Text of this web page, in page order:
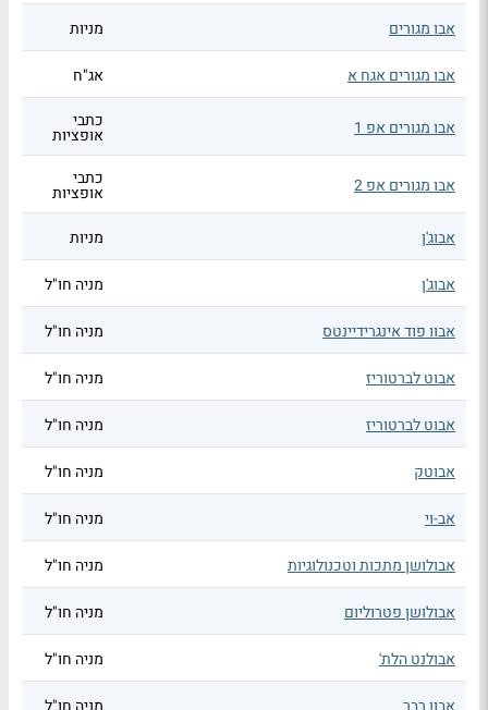
אבו מגורים מניות
אבו מגורים אגח א אג"ח
אבו מגורים אפ 1 כתבי
אופציות
אבו מגורים אפ 2 כתבי
אופציות
אבוג'ן
מניות
אבוג'ן מניה חו"ל
אבוו פוד אינגרידיינטס מניה חו"ל
אבוט לברטוריז מניה חו"ל
אבוט לברטוריז מניה חו"ל
אבוטק מניה חו"ל
אב-וי מניה חו"ל
אבולושן מתכות וטכנולוגיות מניה חו"ל
אבולושן פטרוליום מניה חו"ל
אבולנט הלת' מניה חו"ל